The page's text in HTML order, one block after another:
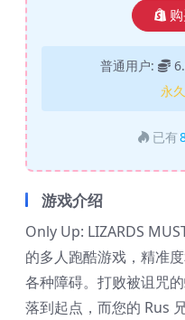
普通用户:
永
已有
游戏介绍
Only Up: LIZARDS
的多人跑酷游戏，精准
各种障碍。打败被诅咒
落到起点，而您的 Rus